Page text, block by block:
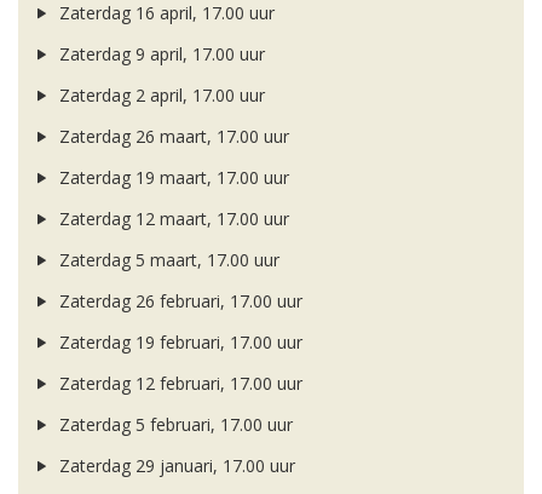
Zaterdag 16 april, 17.00 uur
Zaterdag 9 april, 17.00 uur
Zaterdag 2 april, 17.00 uur
Zaterdag 26 maart, 17.00 uur
Zaterdag 19 maart, 17.00 uur
Zaterdag 12 maart, 17.00 uur
Zaterdag 5 maart, 17.00 uur
Zaterdag 26 februari, 17.00 uur
Zaterdag 19 februari, 17.00 uur
Zaterdag 12 februari, 17.00 uur
Zaterdag 5 februari, 17.00 uur
Zaterdag 29 januari, 17.00 uur